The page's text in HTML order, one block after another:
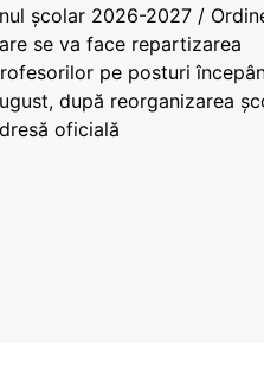
școlar 2026-2027 /
se va face repartizarea
pe posturi
după reorganizarea
oficială